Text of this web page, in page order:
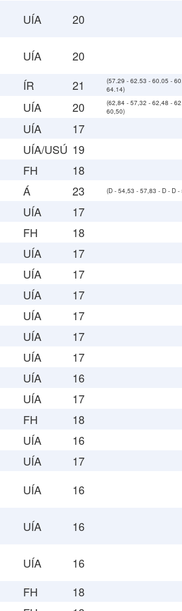
UÍA 20
UÍA
20
ÍR 21
(57.29 - 62.53 - 60.05 -
64.14)
UÍA 20
(62,84 - 57,32 - 62,48 -
60,50)
UÍA
17
UÍA/USÚ 19
FH
18
Á 23 (D - 54,53 - 57,83 - D - D -
UÍA
17
FH
18
UÍA
17
UÍA
17
UÍA
17
UÍA
17
UÍA
17
UÍA
17
UÍA
16
UÍA
17
FH
18
UÍA
16
UÍA
17
UÍA 16
UÍA 16
UÍA
16
FH
18